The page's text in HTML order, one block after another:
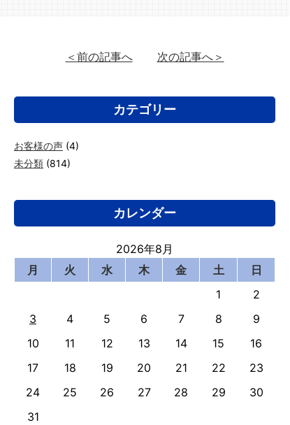
＜前の記事へ 次の記事へ＞
カテゴリー
お客様の声 (4)
未分類 (814)
カレンダー
2026年8月
月
火 水 木 金 土
日
1
2
3
4 5 6 7 8
9
10
11 12 13 14 15
16
17
18 19 20 21 22
23
24
25 26 27 28 29
30
31